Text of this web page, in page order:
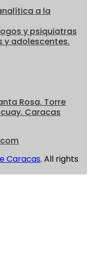
a la
y psiquiatras
y adolescentes.
Rosa. Torre
Caracas
Caracas. All rights